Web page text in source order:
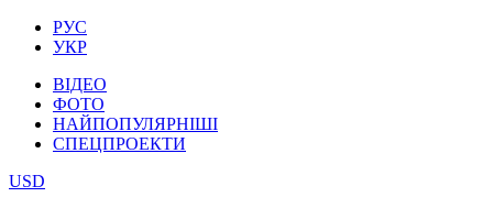
РУС
УКР
ВІДЕО
ФОТО
НАЙПОПУЛЯРНІШІ
СПЕЦПРОЕКТИ
USD